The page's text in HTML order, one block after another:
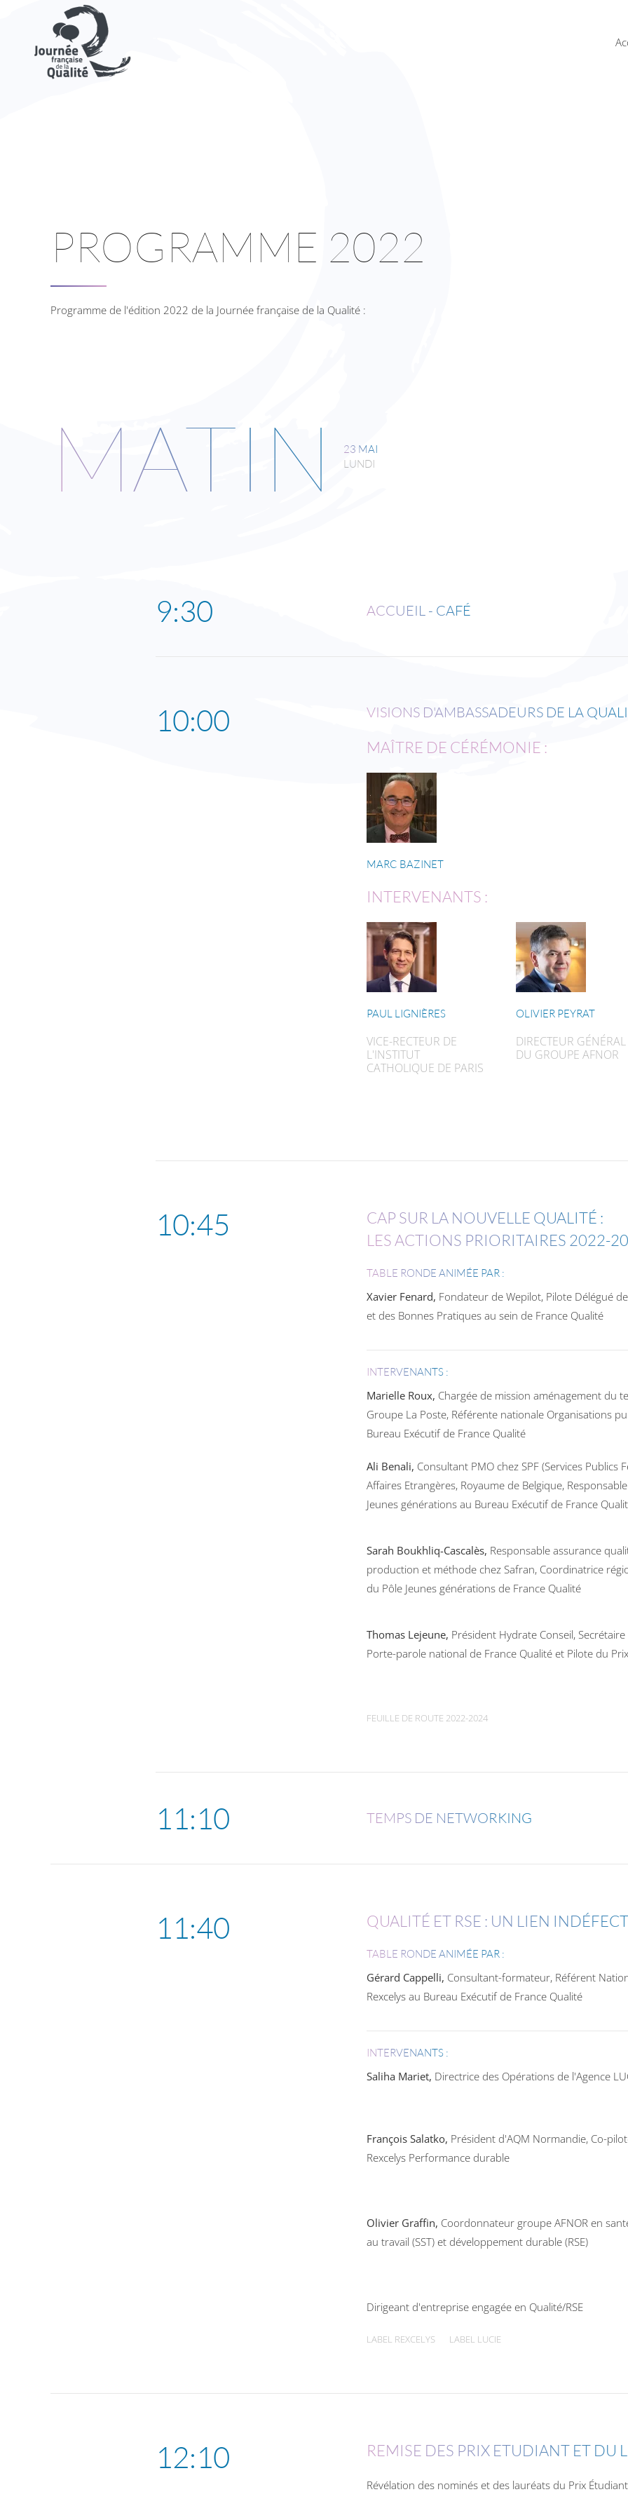
Skip to main content
PROGRAMME 2022
Programme de l'édition 2022 de la Journée française de la Qualité :
MATIN
23 MAI
LUNDI
9:30 ACCUEIL - CAFÉ
10:00 VISIONS D'AMBASSADEURS DE LA
MAÎTRE DE CÉRÉMONIE :
MARC BAZINET
INTERVENANTS :
PAUL LIGNIÈRES
VICE-RECTEUR DE
L'INSTITUT
CATHOLIQUE DE PARIS
OLIVIER PEYRAT
DIRECTEUR GÉNÉRAL
DU GROUPE AFNOR
10:45
CAP SUR LA NOUVELLE QUALITÉ :
LES ACTIONS PRIORITAIRES 2022-
TABLE RONDE ANIMÉE PAR :
Xavier Fenard, Fondateur de Wepilot, Pilote Délégué
et des Bonnes Pratiques au sein de France Qualité
INTERVENANTS :
Marielle Roux, Chargée de mission aménagement du
Groupe La Poste, Référente nationale Organisations
Bureau Exécutif de France Qualité
Ali Benali, Consultant PMO chez SPF (Services Publics
Affaires Etrangères, Royaume de Belgique,
Jeunes générations au Bureau Exécutif de France
Sarah Boukhliq-Cascalès, Responsable assurance
production et méthode chez Safran, Coordinatrice
du Pôle Jeunes générations de France Qualité
Thomas Lejeune, Président Hydrate Conseil,
Porte-parole national de France Qualité et Pilote du
FEUILLE DE ROUTE 2022-2024
11:10 TEMPS DE NETWORKING
11:40 QUALITÉ ET RSE : UN LIEN
TABLE RONDE ANIMÉE PAR :
Gérard Cappelli, Consultant-formateur, Référent
Rexcelys au Bureau Exécutif de France Qualité
INTERVENANTS :
Saliha Mariet, Directrice des Opérations de l'Agence
François Salatko, Président d'AQM Normandie, Co-
Rexcelys Performance durable
Olivier Graffin, Coordonnateur groupe AFNOR en
au travail (SST) et développement durable (RSE)
Dirigeant d'entreprise engagée en Qualité/RSE
LABEL REXCELYS LABEL LUCIE
12:10 REMISE DES PRIX ETUDIANT ET DU
Révélation des nominés et des lauréats du Prix Étudiant